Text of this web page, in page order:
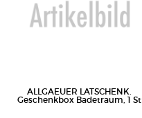
ALLGAEUER LATSCHENK.
Geschenkbox Badetraum, 1 St